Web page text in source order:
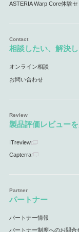
ASTERIA Warp Core体験セ
相談したい、解決
オンライン相談
お問い合わせ
製品評価レビュー
ITreview
Capterra
パートナー
パートナー情報
パートナー制度へのお問合